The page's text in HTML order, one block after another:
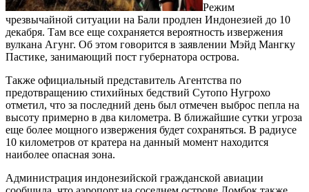
Режим
чрезвычайной ситуации на Бали продлен Индонезией до 10
декабря. Там все еще сохраняется вероятность извержения
вулкана Агунг. Об этом говорится в заявлении Мэйд Мангку
Пастике, занимающий пост губернатора острова.
Также официальный представитель Агентства по
предотвращению стихийных бедствий Сутопо Нугрохо
отметил, что за последний день был отмечен выброс пепла на
высоту примерно в два километра. В ближайшие сутки угроза
еще более мощного извержения будет сохраняться. В радиусе
10 километров от кратера на данный момент находится
наиболее опасная зона.
Администрация индонезийской гражданской авиации